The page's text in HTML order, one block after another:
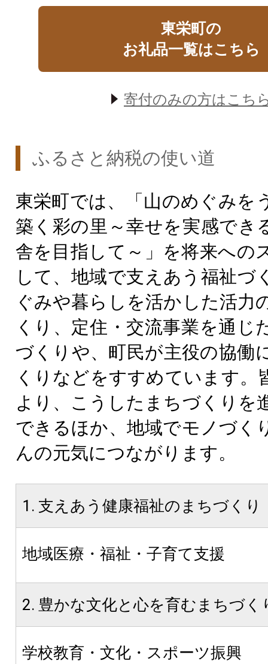
東栄町の
お礼品一覧はこちら
寄付のみの方はこち
ふるさと納税の使い道
東栄町では、「山のめぐみを
築く彩の里～幸せを実感でき
舎を目指して～」を将来への
して、地域で支えあう福祉づ
ぐみや暮らしを活かした活力
くり、定住・交流事業を通じ
づくりや、町民が主役の協働
くりなどをすすめています。
より、こうしたまちづくりを
できるほか、地域でモノづく
んの元気につながります。
1. 支えあう健康福祉のまちづくり
地域医療・福祉・子育て支援
2. 豊かな文化と心を育むまちづく
学校教育・文化・スポーツ振興